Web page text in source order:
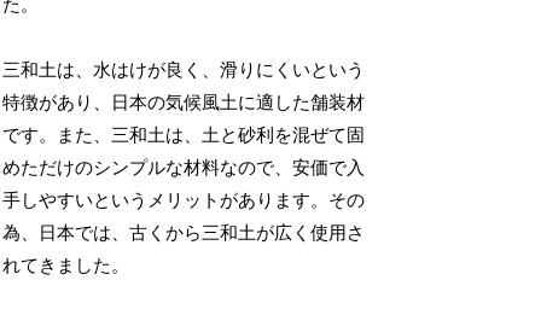
た。
三和土は、水はけが良く、滑りにくいという
特徴があり、日本の気候風土に適した舗装材
です。また、三和土は、土と砂利を混ぜて固
めただけのシンプルな材料なので、安価で入
手しやすいというメリットがあります。その
為、日本では、古くから三和土が広く使用さ
れてきました。